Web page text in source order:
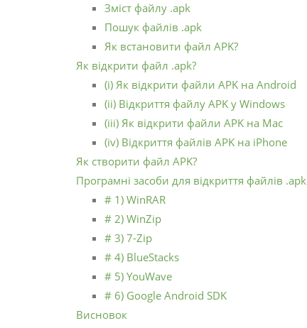
Зміст файлу .apk
Пошук файлів .apk
Як встановити файл APK?
Як відкрити файл .apk?
(i) Як відкрити файли APK на Android
(ii) Відкриття файлу APK у Windows
(iii) Як відкрити файли APK на Mac
(iv) Відкриття файлів APK на iPhone
Як створити файл APK?
Програмні засоби для відкриття файлів .apk
# 1) WinRAR
# 2) WinZip
# 3) 7-Zip
# 4) BlueStacks
# 5) YouWave
# 6) Google Android SDK
Висновок